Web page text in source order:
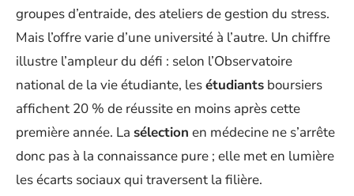
groupes d’entraide, des ateliers de gestion du stress.
Mais l’offre varie d’une université à l’autre. Un chiffre
illustre l’ampleur du défi : selon l’Observatoire
national de la vie étudiante, lesétudiants boursiers
affichent 20 % de réussite en moins après cette
première année. La sélection en médecine ne s’arrête
donc pas à la connaissance pure ; elle met en lumière
les écarts sociaux qui traversent la filière.